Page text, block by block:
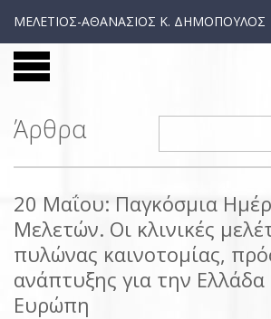
ΜΕΛΕΤΙΟΣ-ΑΘΑΝΑΣΙΟΣ Κ. ΔΗΜΟΠΟΥΛΟΣ
Άρθρα
20 Μαΐου: Παγκόσμια
Μελετών. Οι κλινικές
πυλώνας καινοτομίας,
ανάπτυξης για την Ελλάδα
Ευρώπη